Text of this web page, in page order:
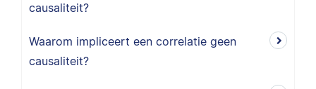
causaliteit?
Waarom impliceert een correlatie geen
causaliteit?